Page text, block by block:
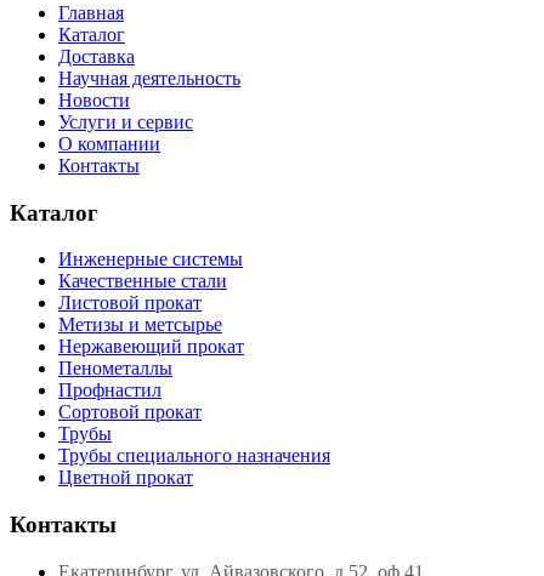
Главная
Каталог
Доставка
Научная деятельность
Новости
Услуги и сервис
О компании
Контакты
Каталог
Инженерные системы
Качественные стали
Листовой прокат
Метизы и метсырье
Нержавеющий прокат
Пенометаллы
Профнастил
Сортовой прокат
Трубы
Трубы специального назначения
Цветной прокат
Контакты
Екатеринбург, ул. Айвазовского, д.52, оф.41